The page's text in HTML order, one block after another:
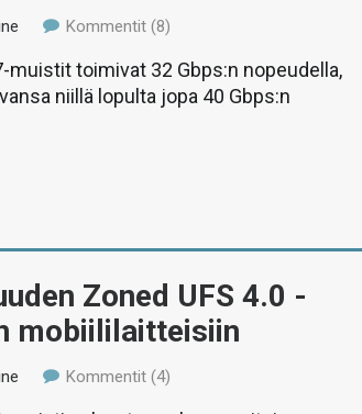
Kommentit (8)
muistit toimivat 32 Gbps:n nopeudella,
niillä lopulta jopa 40 Gbps:n
Zoned UFS 4.0 -
mobiililaitteisiin
Kommentit (4)